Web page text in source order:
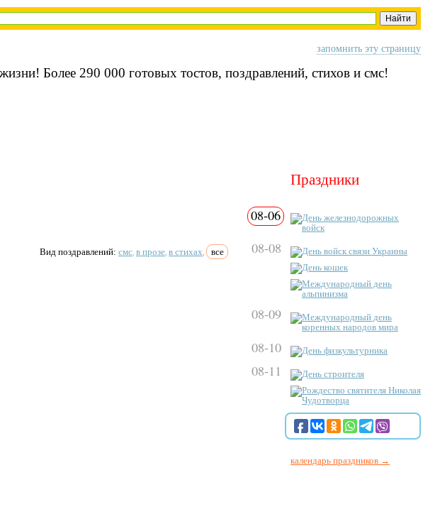
запомнить эту страницу
Более 290 000 готовых тостов, поздравлений, стихов и смс!
Вид поздравлений:смс в прозе в стихах все
Праздники
08-06
День железнодорожных
войск
08-08
День войск связи Украины
День кошек
Международный день
альпинизма
08-09
Международный день
коренных народов мира
08-10 День физкультурника
08-11
День строителя
Рождество святителя Николая
Чудотворца
календарь праздников →